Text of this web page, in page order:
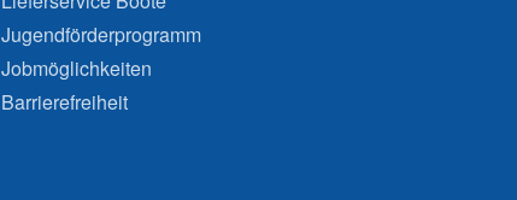
Jugendförderprogramm
Jobmöglichkeiten
Barrierefreiheit